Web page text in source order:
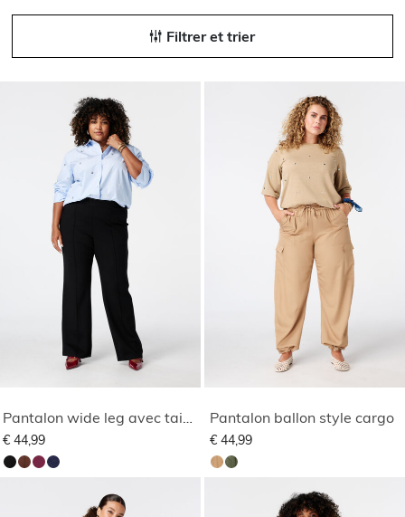
Filtrer et trier
Pantalon wide leg avec taille élastique
€ 44,99
Pantalon ballon style cargo
€ 44,99